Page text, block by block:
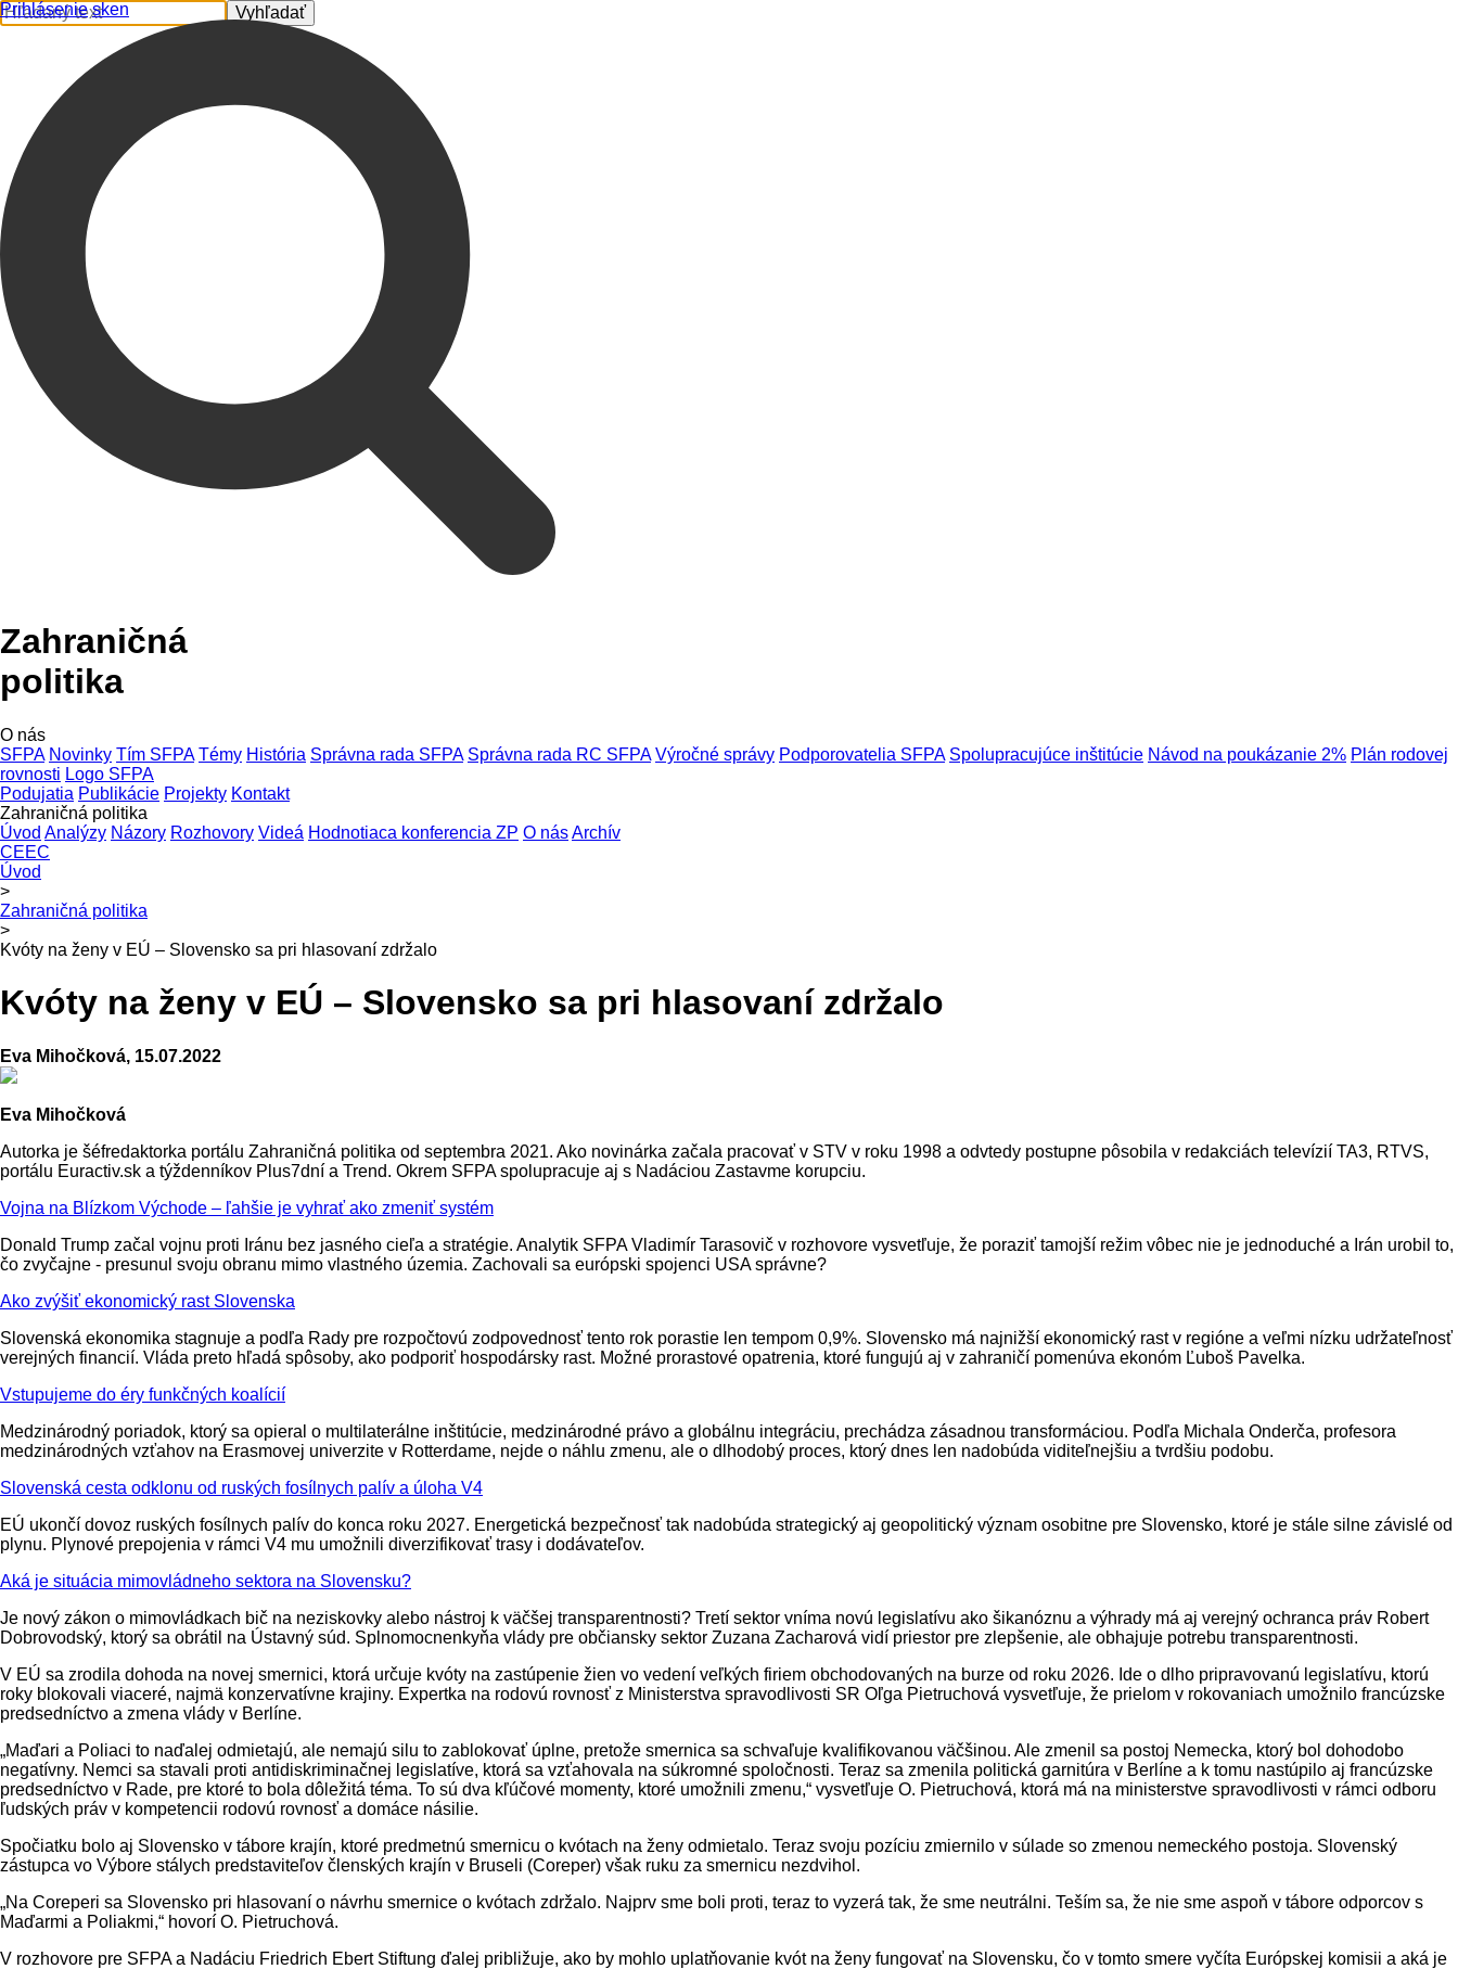
Prihlásenie sken
Zahraničná
politika
O nás
SFPA Novinky Tím SFPA Témy História Správna rada SFPA Správna rada RC SFPA Výročné správy Podporovatelia SFPA Spolupracujúce inštitúcie Návod na poukázanie 2% Plán rodovej
rovnosti Logo SFPA
Podujatia Publikácie Projekty Kontakt
Zahraničná politika
Úvod Analýzy Názory Rozhovory Videá Hodnotiaca konferencia ZP O násArchív
CEEC
Úvod
>
Zahraničná politika
>
Kvóty na ženy v EÚ – Slovensko sa pri hlasovaní zdržalo
Kvóty na ženy v EÚ – Slovensko sa pri hlasovaní zdržalo
Eva Mihočková, 15.07.2022
Eva Mihočková
Autorka je šéfredaktorka portálu Zahraničná politika od septembra 2021. Ako novinárka začala pracovať v STV v roku 1998 a odvtedy postupne pôsobila v redakciách televízií TA3, RTVS,
portálu Euractiv.sk a týždenníkov Plus7dní a Trend. Okrem SFPA spolupracuje aj s Nadáciou Zastavme korupciu.
Vojna na Blízkom Východe – ľahšie je vyhrať ako zmeniť systém
Donald Trump začal vojnu proti Iránu bez jasného cieľa a stratégie. Analytik SFPA Vladimír Tarasovič v rozhovore vysvetľuje, že poraziť tamojší režim vôbec nie je jednoduché a Irán urobil to,
čo zvyčajne - presunul svoju obranu mimo vlastného územia. Zachovali sa európski spojenci USA správne?
Ako zvýšiť ekonomický rast Slovenska
Slovenská ekonomika stagnuje a podľa Rady pre rozpočtovú zodpovednosť tento rok porastie len tempom 0,9%. Slovensko má najnižší ekonomický rast v regióne a veľmi nízku udržateľnosť
verejných financií. Vláda preto hľadá spôsoby, ako podporiť hospodársky rast. Možné prorastové opatrenia, ktoré fungujú aj v zahraničí pomenúva ekonóm Ľuboš Pavelka.
Vstupujeme do éry funkčných koalícií
Medzinárodný poriadok, ktorý sa opieral o multilaterálne inštitúcie, medzinárodné právo a globálnu integráciu, prechádza zásadnou transformáciou. Podľa Michala Onderča, profesora
medzinárodných vzťahov na Erasmovej univerzite v Rotterdame, nejde o náhlu zmenu, ale o dlhodobý proces, ktorý dnes len nadobúda viditeľnejšiu a tvrdšiu podobu.
Slovenská cesta odklonu od ruských fosílnych palív a úloha V4
EÚ ukončí dovoz ruských fosílnych palív do konca roku 2027. Energetická bezpečnosť tak nadobúda strategický aj geopolitický význam osobitne pre Slovensko, ktoré je stále silne závislé od
plynu. Plynové prepojenia v rámci V4 mu umožnili diverzifikovať trasy i dodávateľov.
Aká je situácia mimovládneho sektora na Slovensku?
Je nový zákon o mimovládkach bič na neziskovky alebo nástroj k väčšej transparentnosti? Tretí sektor vníma novú legislatívu ako šikanóznu a výhrady má aj verejný ochranca práv Robert
Dobrovodský, ktorý sa obrátil na Ústavný súd. Splnomocnenkyňa vlády pre občiansky sektor Zuzana Zacharová vidí priestor pre zlepšenie, ale obhajuje potrebu transparentnosti.
V EÚ sa zrodila dohoda na novej smernici, ktorá určuje kvóty na zastúpenie žien vo vedení veľkých firiem obchodovaných na burze od roku 2026. Ide o dlho pripravovanú legislatívu, ktorú
roky blokovali viaceré, najmä konzervatívne krajiny. Expertka na rodovú rovnosť z Ministerstva spravodlivosti SR Oľga Pietruchová vysvetľuje, že prielom v rokovaniach umožnilo francúzske
predsedníctvo a zmena vlády v Berlíne.
„Maďari a Poliaci to naďalej odmietajú, ale nemajú silu to zablokovať úplne, pretože smernica sa schvaľuje kvalifikovanou väčšinou. Ale zmenil sa postoj Nemecka, ktorý bol dohodobo
negatívny. Nemci sa stavali proti antidiskriminačnej legislatíve, ktorá sa vzťahovala na súkromné spoločnosti. Teraz sa zmenila politická garnitúra v Berlíne a k tomu nastúpilo aj francúzske
predsedníctvo v Rade, pre ktoré to bola dôležitá téma. To sú dva kľúčové momenty, ktoré umožnili zmenu,“ vysvetľuje O. Pietruchová, ktorá má na ministerstve spravodlivosti v rámci odboru
ľudských práv v kompetencii rodovú rovnosť a domáce násilie.
Spočiatku bolo aj Slovensko v tábore krajín, ktoré predmetnú smernicu o kvótach na ženy odmietalo. Teraz svoju pozíciu zmiernilo v súlade so zmenou nemeckého postoja. Slovenský
zástupca vo Výbore stálych predstaviteľov členských krajín v Bruseli (Coreper) však ruku za smernicu nezdvihol.
„Na Coreperi sa Slovensko pri hlasovaní o návrhu smernice o kvótach zdržalo. Najprv sme boli proti, teraz to vyzerá tak, že sme neutrálni. Teším sa, že nie sme aspoň v tábore odporcov s
Maďarmi a Poliakmi,“ hovorí O. Pietruchová.
V rozhovore pre SFPA a Nadáciu Friedrich Ebert Stiftung ďalej približuje, ako by mohlo uplatňovanie kvót na ženy fungovať na Slovensku, čo v tomto smere vyčíta Európskej komisii a aká je